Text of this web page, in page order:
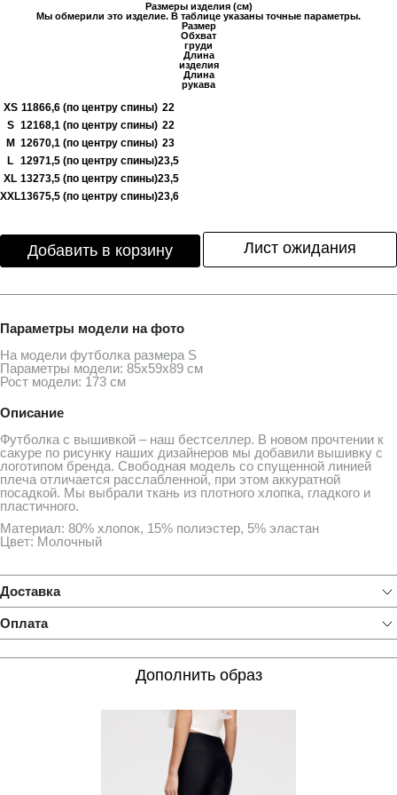
Размеры изделия (см)
Мы обмерили это изделие. В таблице указаны точные параметры.
Размер
Обхват
груди
Длина
изделия
Длина
рукава
XS 11866,6 (по центру спины) 22
S 12168,1 (по центру спины) 22
M 12670,1 (по центру спины) 23
L 12971,5 (по центру спины)23,5
XL 13273,5 (по центру спины)23,5
XXL13675,5 (по центру спины)23,6
Добавить в корзину Лист ожидания
Параметры модели на фото
На модели футболка размера S
Параметры модели: 85х59х89 см
Рост модели: 173 см
Описание
Футболка с вышивкой – наш бестселлер. В новом прочтении к
сакуре по рисунку наших дизайнеров мы добавили вышивку с
логотипом бренда. Свободная модель со спущенной линией
плеча отличается расслабленной, при этом аккуратной
посадкой. Мы выбрали ткань из плотного хлопка, гладкого и
пластичного.
Материал: 80% хлопок, 15% полиэстер, 5% эластан
Цвет: Молочный
Доставка
Оплата
Дополнить образ